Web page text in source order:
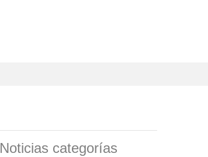
Noticias categorías